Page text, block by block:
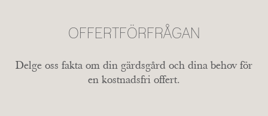
OFFERTFÖRFRÅGAN
Delge oss fakta om din gärdsgård och dina behov för
en kostnadsfri offert.